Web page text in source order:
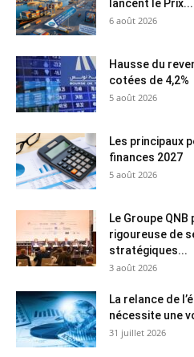
lancent le Prix...
6 août 2026
Hausse du
cotées de 4,2%
5 août 2026
Les principaux
finances 2027
5 août 2026
Le Groupe
rigoureuse de
stratégiques...
3 août 2026
La relance de
nécessite une
31 juillet 2026